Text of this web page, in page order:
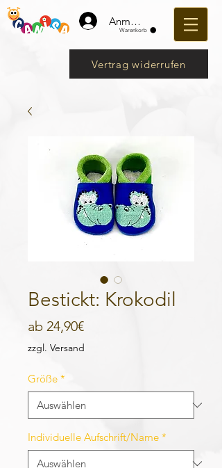
Warenkorb
Anmelden
Vertrag widerrufen
Bestickt: Krokodil
ab 24,90€Sale-
Preis
zzgl. Versand
Größe *
Individuelle Aufschrift/Name *